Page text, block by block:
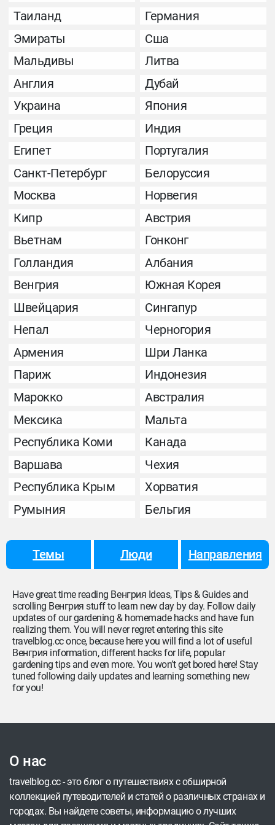
Таиланд
Германия
Эмираты
Сша
Мальдивы
Литва
Англия
Дубай
Украина
Япония
Греция
Индия
Египет
Португалия
Санкт-Петербург
Белоруссия
Москва
Норвегия
Кипр
Австрия
Вьетнам
Гонконг
Голландия
Албания
Венгрия
Южная Корея
Швейцария
Сингапур
Непал
Черногория
Армения
Шри Ланка
Париж
Индонезия
Марокко
Австралия
Мексика
Мальта
Республика Коми
Канада
Варшава
Чехия
Республика Крым
Хорватия
Румыния
Бельгия
Темы Люди Направления
Have great time reading Венгрия Ideas, Tips & Guides and
scrolling Венгрия stuff to learn new day by day. Follow daily
updates of our gardening & homemade hacks and have fun
realizing them. You will never regret entering this site
travelblog.cc once, because here you will find a lot of useful
Венгрия information, different hacks for life, popular
gardening tips and even more. You won’t get bored here! Stay
tuned following daily updates and learning something new
for you!
О нас
travelblog.cc - это блог о путешествиях с обширной
коллекцией путеводителей и статей о различных странах и
городах. Вы найдете советы, информацию о лучших